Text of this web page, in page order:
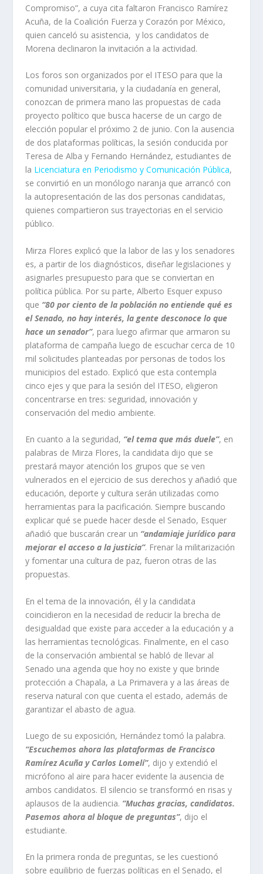
Compromiso”, a cuya cita faltaron Francisco Ramírez
Acuña, de la Coalición Fuerza y Corazón por México,
quien canceló su asistencia, y los candidatos de
Morena declinaron la invitación a la actividad.
Los foros son organizados por el ITESO para que la
comunidad universitaria, y la ciudadanía en general,
conozcan de primera mano las propuestas de cada
proyecto político que busca hacerse de un cargo de
elección popular el próximo 2 de junio. Con la ausencia
de dos plataformas políticas, la sesión conducida por
Teresa de Alba y Fernando Hernández, estudiantes de
la Licenciatura en Periodismo y Comunicación Pública,
se convirtió en un monólogo naranja que arrancó con
la autopresentación de las dos personas candidatas,
quienes compartieron sus trayectorias en el servicio
público.
Mirza Flores explicó que la labor de las y los senadores
es, a partir de los diagnósticos, diseñar legislaciones y
asignarles presupuesto para que se conviertan en
política pública. Por su parte, Alberto Esquer expuso
que “80 por ciento de la población no entiende qué es
el Senado, no hay interés, la gente desconoce lo que
hace un senador”, para luego afirmar que armaron su
plataforma de campaña luego de escuchar cerca de 10
mil solicitudes planteadas por personas de todos los
municipios del estado. Explicó que esta contempla
cinco ejes y que para la sesión del ITESO, eligieron
concentrarse en tres: seguridad, innovación y
conservación del medio ambiente.
En cuanto a la seguridad, “el tema que más duele”, en
palabras de Mirza Flores, la candidata dijo que se
prestará mayor atención los grupos que se ven
vulnerados en el ejercicio de sus derechos y añadió que
educación, deporte y cultura serán utilizadas como
herramientas para la pacificación. Siempre buscando
explicar qué se puede hacer desde el Senado, Esquer
añadió que buscarán crear un “andamiaje jurídico para
mejorar el acceso a la justicia”. Frenar la militarización
y fomentar una cultura de paz, fueron otras de las
propuestas.
En el tema de la innovación, él y la candidata
coincidieron en la necesidad de reducir la brecha de
desigualdad que existe para acceder a la educación y a
las herramientas tecnológicas. Finalmente, en el caso
de la conservación ambiental se habló de llevar al
Senado una agenda que hoy no existe y que brinde
protección a Chapala, a La Primavera y a las áreas de
reserva natural con que cuenta el estado, además de
garantizar el abasto de agua.
Luego de su exposición, Hernández tomó la palabra.
“Escuchemos ahora las plataformas de Francisco
Ramírez Acuña y Carlos Lomelí”, dijo y extendió el
micrófono al aire para hacer evidente la ausencia de
ambos candidatos. El silencio se transformó en risas y
aplausos de la audiencia. “Muchas gracias, candidatos.
Pasemos ahora al bloque de preguntas”, dijo el
estudiante.
En la primera ronda de preguntas, se les cuestionó
sobre equilibrio de fuerzas políticas en el Senado, el